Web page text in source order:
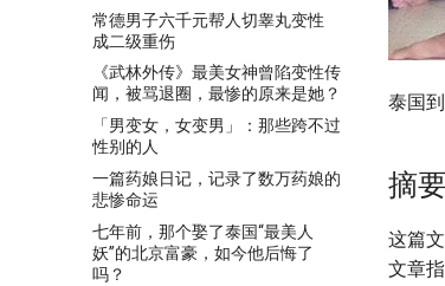
常德男子六千元帮人切睾丸变性
成二级重伤
《武林外传》最美女神曾陷变性传
闻，被骂退圈，最惨的原来是她？
「男变女，女变男」：那些跨不过
性别的人
一篇药娘日记，记录了数万药娘的
悲惨命运
七年前，那个娶了泰国“最美人
妖”的北京富豪，如今他后悔了
吗？
泰国
摘
这篇
文章